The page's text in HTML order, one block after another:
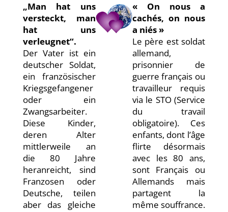
„Man hat uns
versteckt, man
hat uns
verleugnet“.
Der Vater ist ein
deutscher Soldat,
ein französischer
Kriegsgefangener
oder ein
Zwangsarbeiter.
Diese Kinder,
deren Alter
mittlerweile an
die 80 Jahre
heranreicht, sind
Franzosen oder
Deutsche, teilen
aber das gleiche
« On nous a
cachés, on nous
a niés »
Le père est soldat
allemand,
prisonnier de
guerre français ou
travailleur requis
via le STO (Service
du travail
obligatoire). Ces
enfants, dont l’âge
flirte désormais
avec les 80 ans,
sont Français ou
Allemands mais
partagent la
même souffrance.